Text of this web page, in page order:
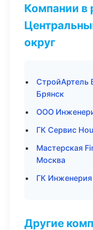
Компании в
округ
СтройАртель
Брянск
ООО
ГК Сервис
Мастерская
Москва
ГК
Другие